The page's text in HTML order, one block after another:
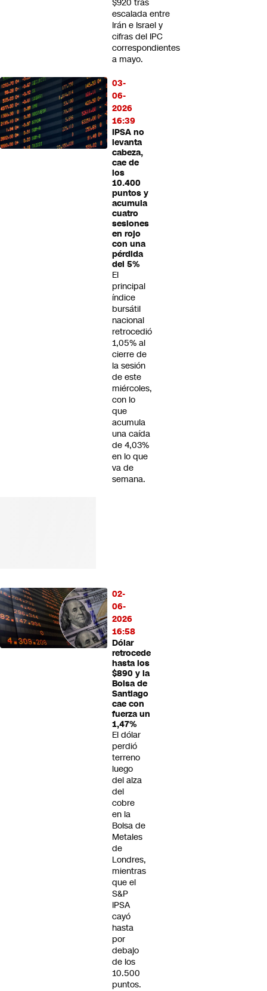
$920 tras
escalada entre
Irán e Israel y
cifras del IPC
correspondientes
a mayo.
03-
06-
2026
16:39
IPSA no
levanta
cabeza,
cae de
los
10.400
puntos y
acumula
cuatro
sesiones
en rojo
con una
pérdida
del 5%
El
principal
índice
bursátil
nacional
retrocedió
1,05% al
cierre de
la sesión
de este
miércoles,
con lo
que
acumula
una caída
de 4,03%
en lo que
va de
semana.
02-
06-
2026
16:58
Dólar
retrocede
hasta los
$890 y la
Bolsa de
Santiago
cae con
fuerza un
1,47%
El dólar
perdió
terreno
luego
del alza
del
cobre
en la
Bolsa de
Metales
de
Londres,
mientras
que el
S&P
IPSA
cayó
hasta
por
debajo
de los
10.500
puntos.